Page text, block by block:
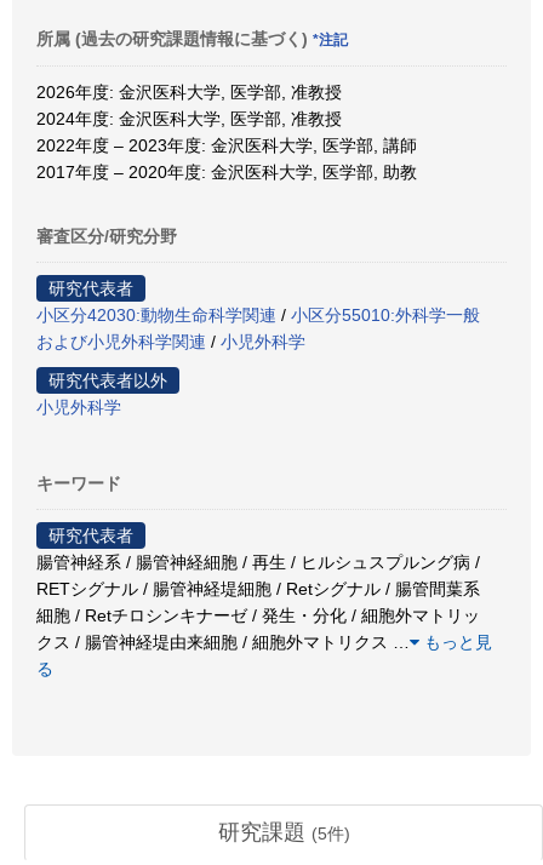
所属 (過去の研究課題情報に基づく) *注記
2026年度: 金沢医科大学, 医学部, 准教授
2024年度: 金沢医科大学, 医学部, 准教授
2022年度 – 2023年度: 金沢医科大学, 医学部, 講師
2017年度 – 2020年度: 金沢医科大学, 医学部, 助教
審査区分/研究分野
研究代表者
小区分42030:動物生命科学関連 / 小区分55010:外科学一般
および小児外科学関連 / 小児外科学
研究代表者以外
小児外科学
キーワード
研究代表者
腸管神経系 / 腸管神経細胞 / 再生 / ヒルシュスプルング病 /
RETシグナル / 腸管神経堤細胞 / Retシグナル / 腸管間葉系
細胞 / Retチロシンキナーゼ / 発生・分化 / 細胞外マトリッ
クス / 腸管神経堤由来細胞 / 細胞外マトリクス
もっと見
る
研究課題 (5件)